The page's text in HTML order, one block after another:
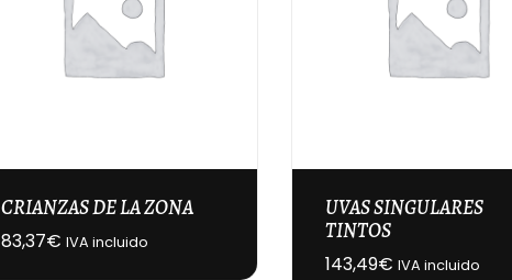
CRIANZAS DE LA ZONA
83,37€ IVA incluido
UVAS SINGULARES
TINTOS
143,49€ IVA incluido